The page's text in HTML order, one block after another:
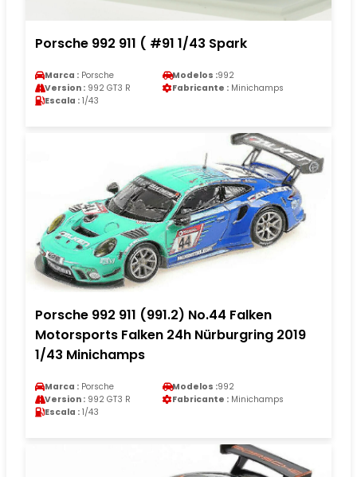
Porsche 992 911 ( #91 1/43 Spark
Marca : Porsche Modelos :992
Version : 992 GT3 R Fabricante : Minichamps
Escala : 1/43
Porsche 992 911 (991.2) No.44 Falken
Motorsports Falken 24h Nürburgring 2019
1/43 Minichamps
Marca : Porsche Modelos :992
Version : 992 GT3 R Fabricante : Minichamps
Escala : 1/43